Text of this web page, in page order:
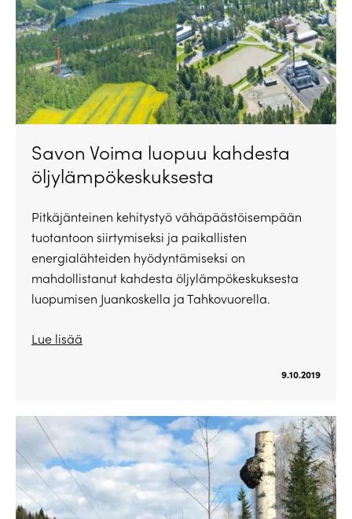
Savon Voima luopuu kahdesta
öljylämpökeskuksesta
Pitkäjänteinen kehitystyö vähäpäästöisempään
tuotantoon siirtymiseksi ja paikallisten
energialähteiden hyödyntämiseksi on
mahdollistanut kahdesta öljylämpökeskuksesta
luopumisen Juankoskella ja Tahkovuorella.
Lue lisää
9.10.2019